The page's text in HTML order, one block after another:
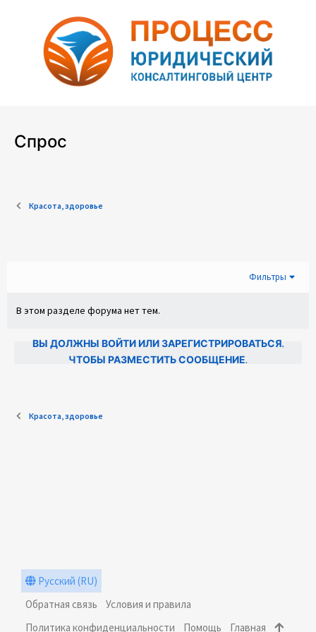
Спрос
Красота, здоровье
Фильтры
В этом разделе форума нет тем.
ВЫ ДОЛЖНЫ ВОЙТИ ИЛИ ЗАРЕГИСТРИРОВАТЬСЯ,
ЧТОБЫ РАЗМЕСТИТЬ СООБЩЕНИЕ.
Красота, здоровье
Русский (RU)
Обратная связь
Условия и правила
Политика конфиденциальности
Помощь Главная